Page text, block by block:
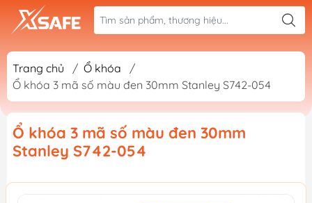
Trang chủ / Ổ khóa
/
Ổ khóa 3 mã số màu đen 30mm Stanley S742-054
Ổ khóa 3 mã số màu đen 30mm
Stanley S742-054